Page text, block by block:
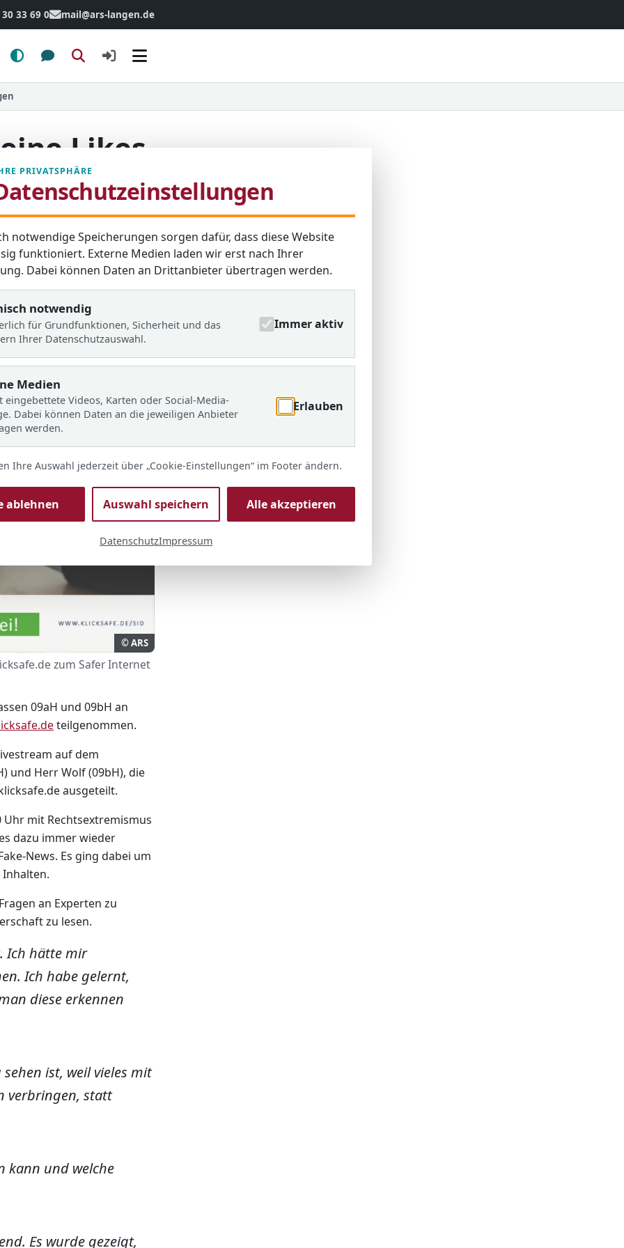
33 69 0 mail@ars-langen.de
Menü
Likes
Aktualisierung: 09. April 2026
© ARS
zum Safer Internet
09aH und 09bH an
(öffnet in neuem Fenster)
teilgenommen.
auf dem
und Herr Wolf (09bH), die
ausgeteilt.
Uhr mit Rechtsextremismus
dazu immer wieder
News. Es ging dabei um
an Experten zu
zu lesen.
Ich hätte mir
Ich habe gelernt,
diese erkennen
ist, weil vieles mit
verbringen, statt
kann und welche
Es wurde gezeigt,
PRIVATSPHÄRE
notwendige Speicherungen sorgen dafür, dass diese Website
funktioniert. Externe Medien laden wir erst nach Ihrer
Dabei können Daten an Drittanbieter übertragen werden.
notwendig
für Grundfunktionen, Sicherheit und das
Ihrer Datenschutzauswahl.
Immer aktiv
Medien
eingebettete Videos, Karten oder Social-Media-
Dabei können Daten an die jeweiligen Anbieter
werden.
Erlauben
Ihre Auswahl jederzeit über „Cookie-Einstellungen“ im Footer ändern.
ablehnen Auswahl speichern Alle akzeptieren
DatenschutzImpressum